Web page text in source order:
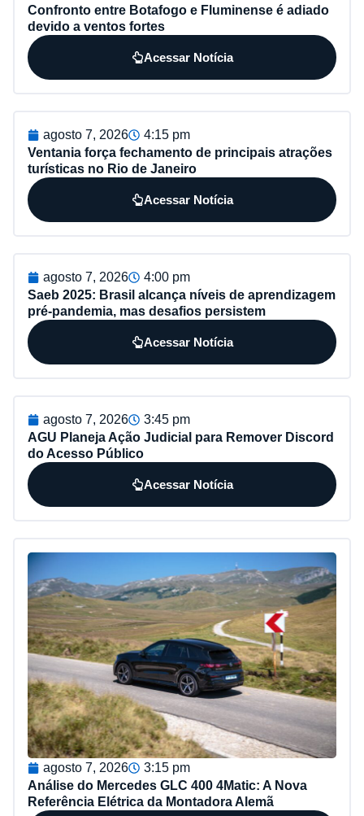
Confronto entre Botafogo e Fluminense é adiado
devido a ventos fortes
Acessar Notícia
agosto 7, 2026
4:15 pm
Ventania força fechamento de principais atrações
turísticas no Rio de Janeiro
Acessar Notícia
agosto 7, 2026
4:00 pm
Saeb 2025: Brasil alcança níveis de aprendizagem
pré-pandemia, mas desafios persistem
Acessar Notícia
agosto 7, 2026
3:45 pm
AGU Planeja Ação Judicial para Remover Discord
do Acesso Público
Acessar Notícia
agosto 7, 2026
3:15 pm
Análise do Mercedes GLC 400 4Matic: A Nova
Referência Elétrica da Montadora Alemã